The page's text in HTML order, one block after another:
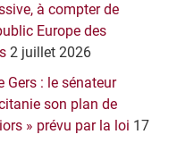
à compter de
Europe des
2 juillet 2026
Gers : le sénateur
son plan de
» prévu par la loi 17